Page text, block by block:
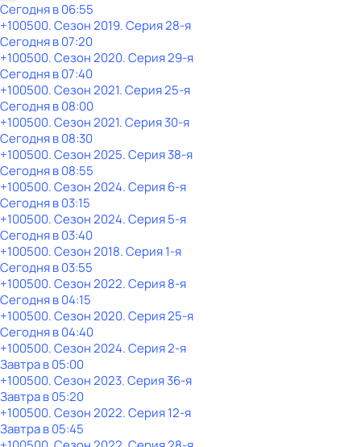
Сегодня в 06:55
+100500. Сезон 2019. Серия 28-я
Сегодня в 07:20
+100500. Сезон 2020. Серия 29-я
Сегодня в 07:40
+100500. Сезон 2021. Серия 25-я
Сегодня в 08:00
+100500. Сезон 2021. Серия 30-я
Сегодня в 08:30
+100500. Сезон 2025. Серия 38-я
Сегодня в 08:55
+100500. Сезон 2024. Серия 6-я
Сегодня в 03:15
+100500. Сезон 2024. Серия 5-я
Сегодня в 03:40
+100500. Сезон 2018. Серия 1-я
Сегодня в 03:55
+100500. Сезон 2022. Серия 8-я
Сегодня в 04:15
+100500. Сезон 2020. Серия 25-я
Сегодня в 04:40
+100500. Сезон 2024. Серия 2-я
Завтра в 05:00
+100500. Сезон 2023. Серия 36-я
Завтра в 05:20
+100500. Сезон 2022. Серия 12-я
Завтра в 05:45